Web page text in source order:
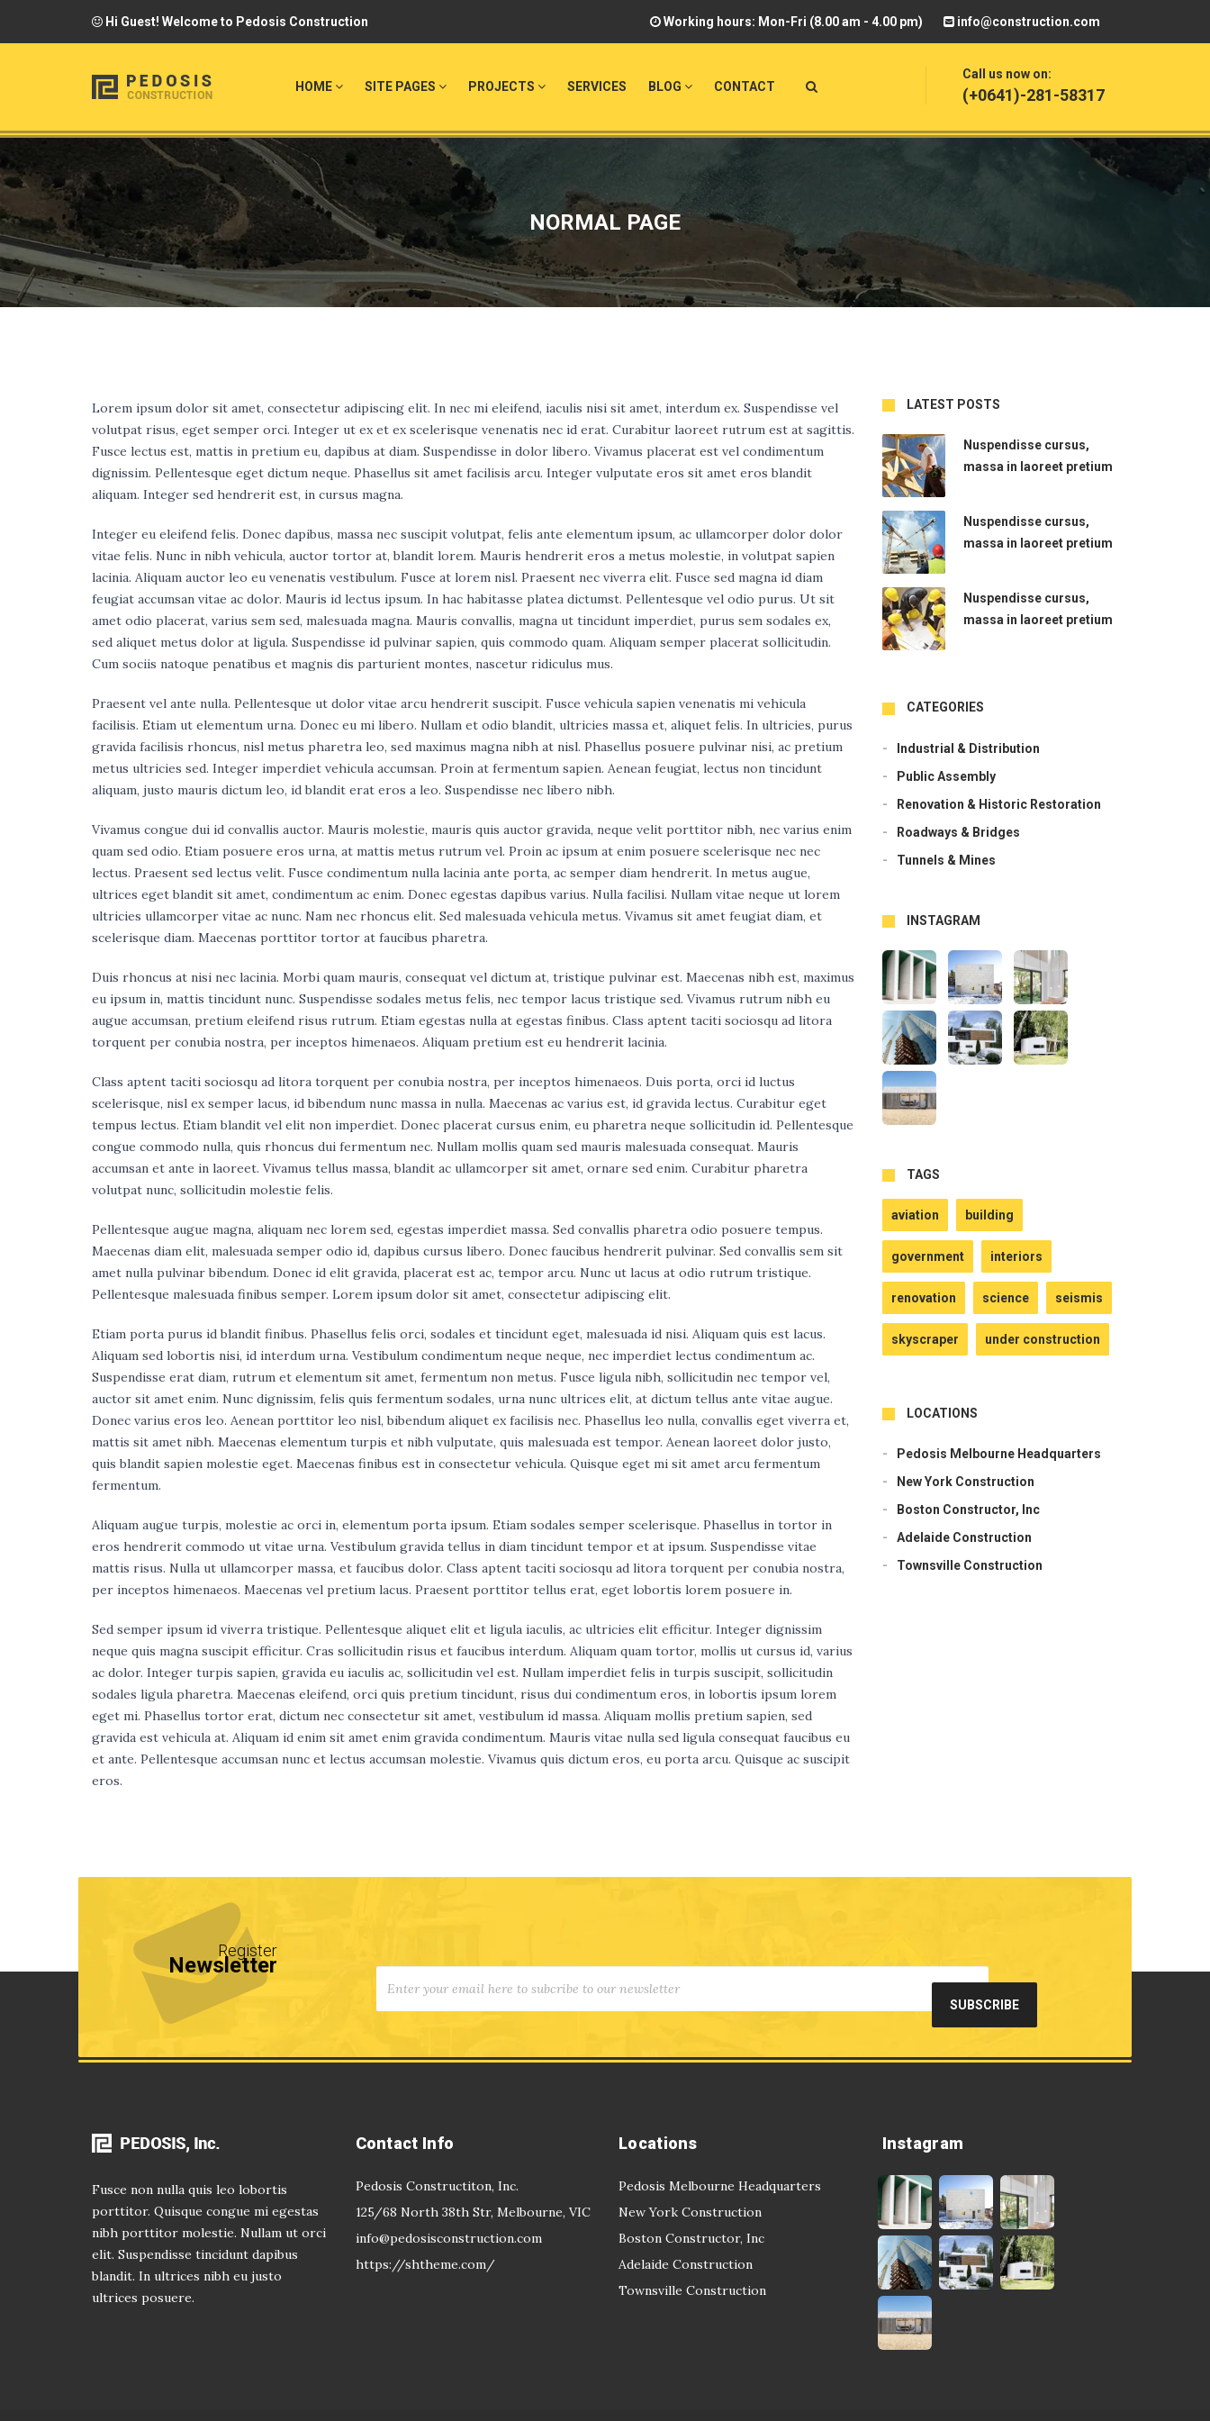
Hi Guest! Welcome to Pedosis Construction Working hours: Mon-Fri (8.00 am - 4.00 pm) info@construction.com
HOME SITE PAGES PROJECTS SERVICES BLOG CONTACT
Call us now on:
(+0641)-281-58317
NORMAL PAGE
Lorem ipsum dolor sit amet, consectetur adipiscing elit. In nec mi eleifend, iaculis nisi sit amet, interdum ex. Suspendisse vel
volutpat risus, eget semper orci. Integer ut ex et ex scelerisque venenatis nec id erat. Curabitur laoreet rutrum est at sagittis.
Fusce lectus est, mattis in pretium eu, dapibus at diam. Suspendisse in dolor libero. Vivamus placerat est vel condimentum
dignissim. Pellentesque eget dictum neque. Phasellus sit amet facilisis arcu. Integer vulputate eros sit amet eros blandit
aliquam. Integer sed hendrerit est, in cursus magna.
Integer eu eleifend felis. Donec dapibus, massa nec suscipit volutpat, felis ante elementum ipsum, ac ullamcorper dolor dolor
vitae felis. Nunc in nibh vehicula, auctor tortor at, blandit lorem. Mauris hendrerit eros a metus molestie, in volutpat sapien
lacinia. Aliquam auctor leo eu venenatis vestibulum. Fusce at lorem nisl. Praesent nec viverra elit. Fusce sed magna id diam
feugiat accumsan vitae ac dolor. Mauris id lectus ipsum. In hac habitasse platea dictumst. Pellentesque vel odio purus. Ut sit
amet odio placerat, varius sem sed, malesuada magna. Mauris convallis, magna ut tincidunt imperdiet, purus sem sodales ex,
sed aliquet metus dolor at ligula. Suspendisse id pulvinar sapien, quis commodo quam. Aliquam semper placerat sollicitudin.
Cum sociis natoque penatibus et magnis dis parturient montes, nascetur ridiculus mus.
Praesent vel ante nulla. Pellentesque ut dolor vitae arcu hendrerit suscipit. Fusce vehicula sapien venenatis mi vehicula
facilisis. Etiam ut elementum urna. Donec eu mi libero. Nullam et odio blandit, ultricies massa et, aliquet felis. In ultricies, purus
gravida facilisis rhoncus, nisl metus pharetra leo, sed maximus magna nibh at nisl. Phasellus posuere pulvinar nisi, ac pretium
metus ultricies sed. Integer imperdiet vehicula accumsan. Proin at fermentum sapien. Aenean feugiat, lectus non tincidunt
aliquam, justo mauris dictum leo, id blandit erat eros a leo. Suspendisse nec libero nibh.
Vivamus congue dui id convallis auctor. Mauris molestie, mauris quis auctor gravida, neque velit porttitor nibh, nec varius enim
quam sed odio. Etiam posuere eros urna, at mattis metus rutrum vel. Proin ac ipsum at enim posuere scelerisque nec nec
lectus. Praesent sed lectus velit. Fusce condimentum nulla lacinia ante porta, ac semper diam hendrerit. In metus augue,
ultrices eget blandit sit amet, condimentum ac enim. Donec egestas dapibus varius. Nulla facilisi. Nullam vitae neque ut lorem
ultricies ullamcorper vitae ac nunc. Nam nec rhoncus elit. Sed malesuada vehicula metus. Vivamus sit amet feugiat diam, et
scelerisque diam. Maecenas porttitor tortor at faucibus pharetra.
Duis rhoncus at nisi nec lacinia. Morbi quam mauris, consequat vel dictum at, tristique pulvinar est. Maecenas nibh est, maximus
eu ipsum in, mattis tincidunt nunc. Suspendisse sodales metus felis, nec tempor lacus tristique sed. Vivamus rutrum nibh eu
augue accumsan, pretium eleifend risus rutrum. Etiam egestas nulla at egestas finibus. Class aptent taciti sociosqu ad litora
torquent per conubia nostra, per inceptos himenaeos. Aliquam pretium est eu hendrerit lacinia.
Class aptent taciti sociosqu ad litora torquent per conubia nostra, per inceptos himenaeos. Duis porta, orci id luctus
scelerisque, nisl ex semper lacus, id bibendum nunc massa in nulla. Maecenas ac varius est, id gravida lectus. Curabitur eget
tempus lectus. Etiam blandit vel elit non imperdiet. Donec placerat cursus enim, eu pharetra neque sollicitudin id. Pellentesque
congue commodo nulla, quis rhoncus dui fermentum nec. Nullam mollis quam sed mauris malesuada consequat. Mauris
accumsan et ante in laoreet. Vivamus tellus massa, blandit ac ullamcorper sit amet, ornare sed enim. Curabitur pharetra
volutpat nunc, sollicitudin molestie felis.
Pellentesque augue magna, aliquam nec lorem sed, egestas imperdiet massa. Sed convallis pharetra odio posuere tempus.
Maecenas diam elit, malesuada semper odio id, dapibus cursus libero. Donec faucibus hendrerit pulvinar. Sed convallis sem sit
amet nulla pulvinar bibendum. Donec id elit gravida, placerat est ac, tempor arcu. Nunc ut lacus at odio rutrum tristique.
Pellentesque malesuada finibus semper. Lorem ipsum dolor sit amet, consectetur adipiscing elit.
Etiam porta purus id blandit finibus. Phasellus felis orci, sodales et tincidunt eget, malesuada id nisi. Aliquam quis est lacus.
Aliquam sed lobortis nisi, id interdum urna. Vestibulum condimentum neque neque, nec imperdiet lectus condimentum ac.
Suspendisse erat diam, rutrum et elementum sit amet, fermentum non metus. Fusce ligula nibh, sollicitudin nec tempor vel,
auctor sit amet enim. Nunc dignissim, felis quis fermentum sodales, urna nunc ultrices elit, at dictum tellus ante vitae augue.
Donec varius eros leo. Aenean porttitor leo nisl, bibendum aliquet ex facilisis nec. Phasellus leo nulla, convallis eget viverra et,
mattis sit amet nibh. Maecenas elementum turpis et nibh vulputate, quis malesuada est tempor. Aenean laoreet dolor justo,
quis blandit sapien molestie eget. Maecenas finibus est in consectetur vehicula. Quisque eget mi sit amet arcu fermentum
fermentum.
Aliquam augue turpis, molestie ac orci in, elementum porta ipsum. Etiam sodales semper scelerisque. Phasellus in tortor in
eros hendrerit commodo ut vitae urna. Vestibulum gravida tellus in diam tincidunt tempor et at ipsum. Suspendisse vitae
mattis risus. Nulla ut ullamcorper massa, et faucibus dolor. Class aptent taciti sociosqu ad litora torquent per conubia nostra,
per inceptos himenaeos. Maecenas vel pretium lacus. Praesent porttitor tellus erat, eget lobortis lorem posuere in.
Sed semper ipsum id viverra tristique. Pellentesque aliquet elit et ligula iaculis, ac ultricies elit efficitur. Integer dignissim
neque quis magna suscipit efficitur. Cras sollicitudin risus et faucibus interdum. Aliquam quam tortor, mollis ut cursus id, varius
ac dolor. Integer turpis sapien, gravida eu iaculis ac, sollicitudin vel est. Nullam imperdiet felis in turpis suscipit, sollicitudin
sodales ligula pharetra. Maecenas eleifend, orci quis pretium tincidunt, risus dui condimentum eros, in lobortis ipsum lorem
eget mi. Phasellus tortor erat, dictum nec consectetur sit amet, vestibulum id massa. Aliquam mollis pretium sapien, sed
gravida est vehicula at. Aliquam id enim sit amet enim gravida condimentum. Mauris vitae nulla sed ligula consequat faucibus eu
et ante. Pellentesque accumsan nunc et lectus accumsan molestie. Vivamus quis dictum eros, eu porta arcu. Quisque ac suscipit
eros.
LATEST POSTS
Nuspendisse cursus,
massa in laoreet pretium
Nuspendisse cursus,
massa in laoreet pretium
Nuspendisse cursus,
massa in laoreet pretium
CATEGORIES
Industrial & Distribution
Public Assembly
Renovation & Historic Restoration
Roadways & Bridges
Tunnels & Mines
INSTAGRAM
TAGS
aviation building
government interiors
renovation science seismis
skyscraper under construction
LOCATIONS
Pedosis Melbourne Headquarters
New York Construction
Boston Constructor, Inc
Adelaide Construction
Townsville Construction
Register
Newsletter
Fusce non nulla quis leo lobortis
porttitor. Quisque congue mi egestas
nibh porttitor molestie. Nullam ut orci
elit. Suspendisse tincidunt dapibus
blandit. In ultrices nibh eu justo
ultrices posuere.
Contact Info
Pedosis Constructiton, Inc.
125/68 North 38th Str, Melbourne, VIC
info@pedosisconstruction.com
https://shtheme.com/
Locations
Pedosis Melbourne Headquarters
New York Construction
Boston Constructor, Inc
Adelaide Construction
Townsville Construction
Instagram